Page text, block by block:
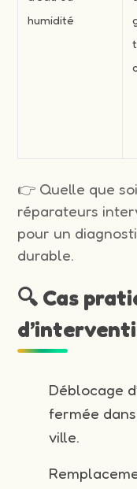
humidité
👉 Quelle que
réparateurs
pour un
durable.
🔍 Cas
Déblocage
fermée
ville.